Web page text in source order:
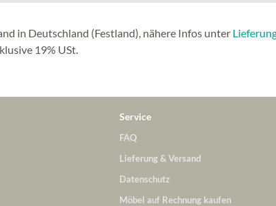
in Deutschland (Festland), nähere Infos unter
19% USt.
Service
FAQ
Lieferung & Versand
Datenschutz
Möbel auf Rechnung kaufen